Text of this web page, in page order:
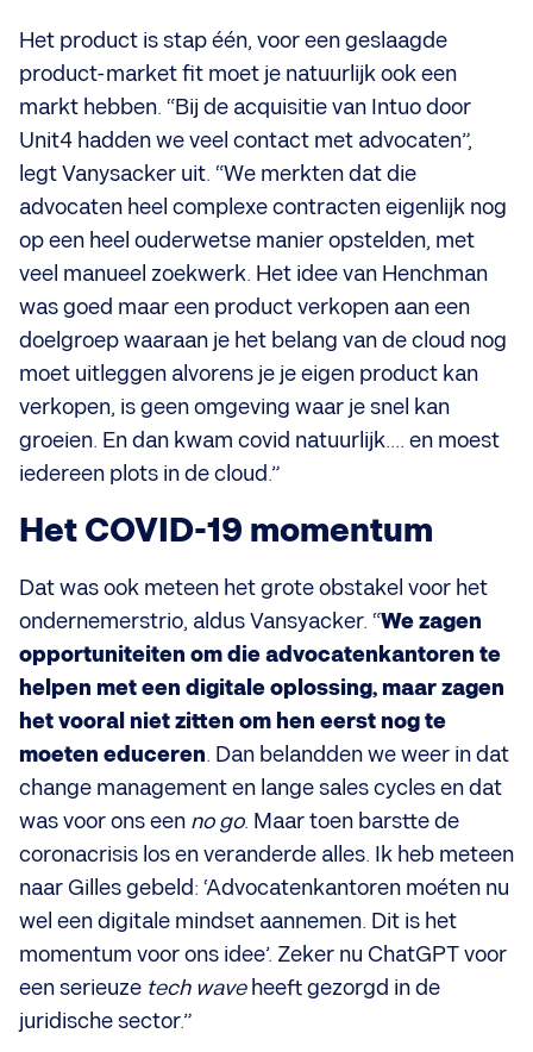
Het product is stap één, voor een geslaagde
product-market fit moet je natuurlijk ook een
markt hebben. “Bij de acquisitie van Intuo door
Unit4 hadden we veel contact met advocaten”,
legt Vanysacker uit. “We merkten dat die
advocaten heel complexe contracten eigenlijk nog
op een heel ouderwetse manier opstelden, met
veel manueel zoekwerk. Het idee van Henchman
was goed maar een product verkopen aan een
doelgroep waaraan je het belang van de cloud nog
moet uitleggen alvorens je je eigen product kan
verkopen, is geen omgeving waar je snel kan
groeien. En dan kwam covid natuurlijk.... en moest
iedereen plots in de cloud.”
Het COVID-19 momentum
Dat was ook meteen het grote obstakel voor het
ondernemerstrio, aldus Vansyacker. “We zagen
opportuniteiten om die advocatenkantoren te
helpen met een digitale oplossing, maar zagen
het vooral niet zitten om hen eerst nog te
moeten educeren. Dan belandden we weer in dat
change management en lange sales cycles en dat
was voor ons een no go. Maar toen barstte de
coronacrisis los en veranderde alles. Ik heb meteen
naar Gilles gebeld: ‘Advocatenkantoren moéten nu
wel een digitale mindset aannemen. Dit is het
momentum voor ons idee’. Zeker nu ChatGPT voor
een serieuze tech wave heeft gezorgd in de
juridische sector.”